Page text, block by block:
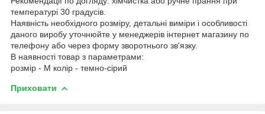
температурі 30 градусів.
Наявність необхідного розміру, детальні виміри і особливості
даного виробу уточнюйте у менеджерів інтернет магазину по
телефону або через форму зворотнього зв'язку.
В наявності товар з параметрами:
розмір - M колір - темно-сірий
Приховати